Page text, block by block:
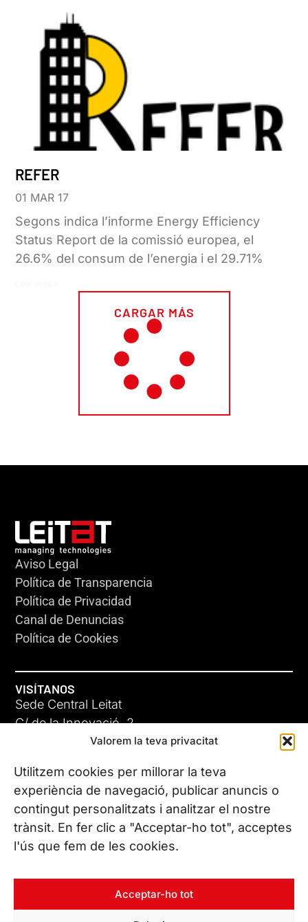
Valorem la teva privacitat
Utilitzem cookies per millorar la teva
experiència de navegació, publicar anuncis o
contingut personalitzats i analitzar el nostre
trànsit. En fer clic a "Acceptar-ho tot", acceptes
l'ús que fem de les cookies.
Acceptar-ho tot
REFER
01 MAR 17
Segons indica l’informe Energy Efficiency
Status Report de la comissió europea, el
26.6% del consum de l’energia i el 29.71%
CARGAR MÁS
Aviso Legal
Política de Transparencia
Política de Privacidad
Canal de Denuncias
Política de Cookies
VISÍTANOS
Sede Central Leitat
C/ de la Innovació, 2
08225 Terrassa, (Barcelona)
Conoce todas nuestras sedes
CONTÁCTANOS
Tel. (+34) 937 882 300